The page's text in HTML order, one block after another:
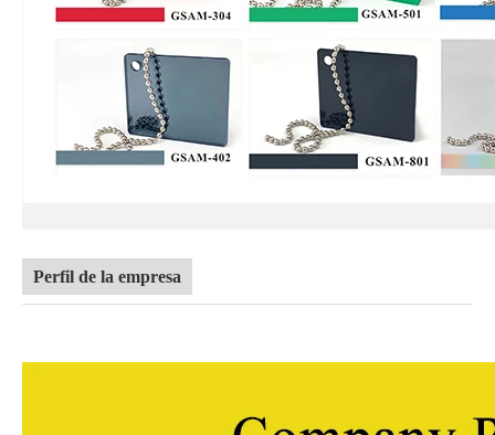
Perfil de la empresa